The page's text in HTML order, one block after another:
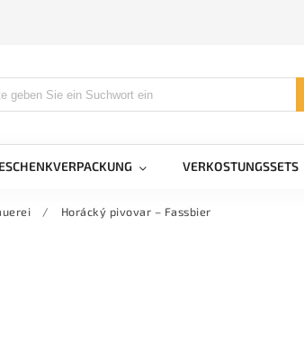
VERKOSTUNGSSETS
/ Horácký pivovar – Fassbier